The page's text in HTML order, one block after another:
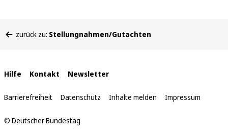
befinden
zurück zu: Stellungnahmen/Gutachten
Interne
Links
Hilfe Kontakt Newsletter
Barrierefreiheit Datenschutz Inhalte melden Impressum
© Deutscher Bundestag